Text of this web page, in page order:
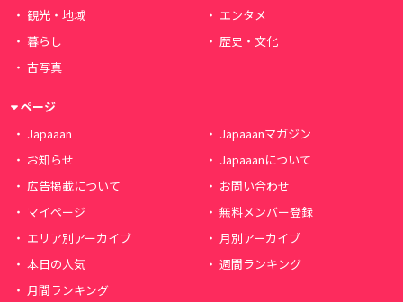
観光・地域
エンタメ
暮らし
歴史・文化
古写真
ページ
Japaaan
Japaaanマガジン
お知らせ
Japaaanについて
広告掲載について
お問い合わせ
マイページ
無料メンバー登録
エリア別アーカイブ
月別アーカイブ
本日の人気
週間ランキング
月間ランキング